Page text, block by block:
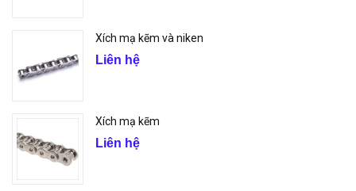
Xích mạ kẽm và niken
Liên hệ
Xích mạ kẽm
Liên hệ